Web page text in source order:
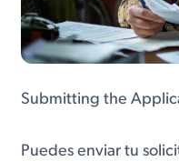
Submitting the
Puedes enviar tu